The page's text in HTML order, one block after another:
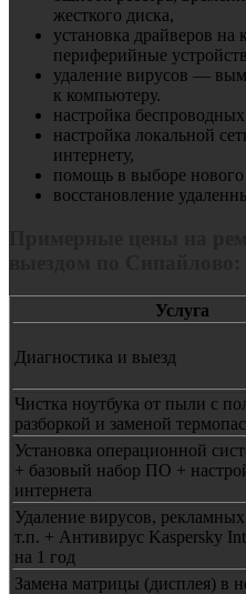
жесткого диска,
установка драйверов
периферийные
удаление вирусов —
к компьютеру.
настройка
настройка локальной
интернету,
помощь в выборе
восстановление
Услуга
Диагностика и выезд
Чистка ноутбука от пыли с
разборкой и заменой
Установка операционной
+ базовый набор ПО +
интернета
Удаление вирусов,
т.п. + Антивирус Kaspersky
на 1 год
Замена матрицы (дисплея) в